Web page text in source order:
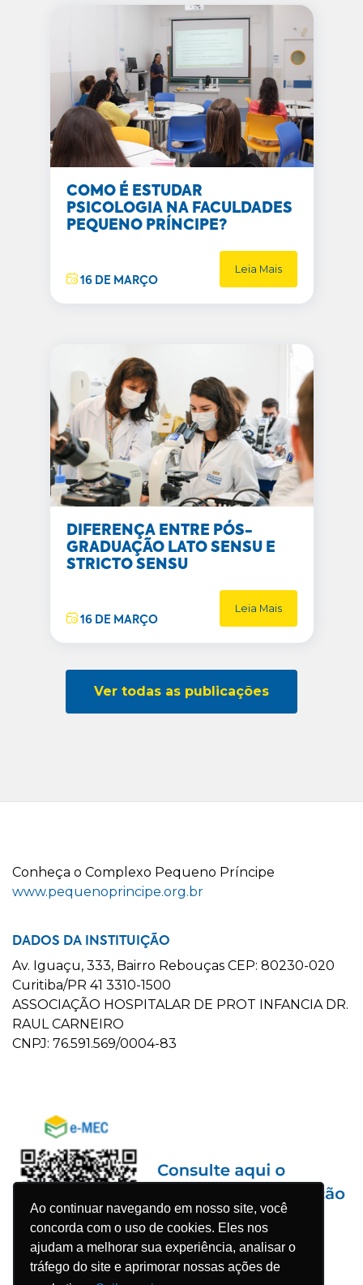
Ao continuar navegando em nosso site, você
concorda com o uso de cookies. Eles nos
ajudam a melhorar sua experiência, analisar o
tráfego do site e aprimorar nossas ações de
COMO É ESTUDAR
PSICOLOGIA NA FACULDADES
PEQUENO PRÍNCIPE?
16 DE MARÇO
Leia Mais
DIFERENÇA ENTRE PÓS-
GRADUAÇÃO LATO SENSU E
STRICTO SENSU
16 DE MARÇO
Leia Mais
Ver todas as publicações
Conheça o Complexo Pequeno Príncipe
www.pequenoprincipe.org.br
DADOS DA INSTITUIÇÃO
Av. Iguaçu, 333, Bairro Rebouças CEP: 80230-020
Curitiba/PR 41 3310-1500
ASSOCIAÇÃO HOSPITALAR DE PROT INFANCIA DR.
RAUL CARNEIRO
CNPJ: 76.591.569/0004-83